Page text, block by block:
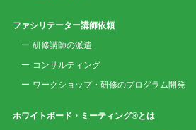
ファシリテーター講師依頼
研修講師の派遣
コンサルティング
ワークショップ・研修のプログラム開発
ホワイトボード・ミーティング®とは